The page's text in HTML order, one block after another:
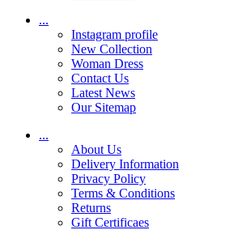
...
Instagram profile
New Collection
Woman Dress
Contact Us
Latest News
Our Sitemap
...
About Us
Delivery Information
Privacy Policy
Terms & Conditions
Returns
Gift Certificaes